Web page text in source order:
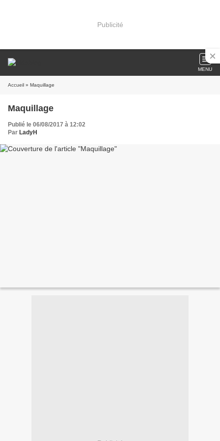
Publicité
MENU
Accueil » Maquillage
Maquillage
Publié le 06/08/2017 à 12:02
Par LadyH